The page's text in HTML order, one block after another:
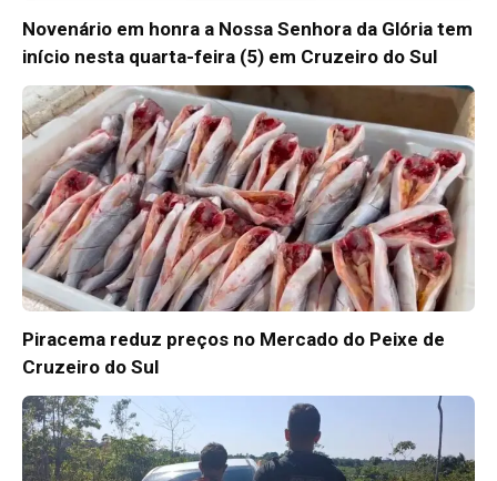
Novenário em honra a Nossa Senhora da Glória tem
início nesta quarta-feira (5) em Cruzeiro do Sul
Piracema reduz preços no Mercado do Peixe de
Cruzeiro do Sul